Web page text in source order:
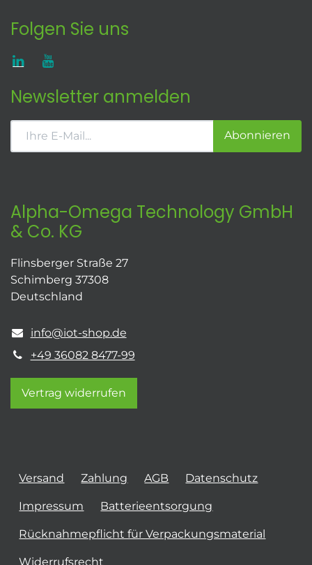
Folgen Sie uns
Newsletter anmelden
Abonnieren
Alpha-Omega Technology GmbH
& Co. KG
Flinsberger Straße 27
Schimberg 37308
Deutschland
info@iot-shop.de
+49 36082 8477-99
Vertrag widerrufen
Versand Zahlung AGB Datenschutz
Impressum Batterieentsorgung
Rücknahmepflicht für Verpackungsmaterial
Widerrufsrecht